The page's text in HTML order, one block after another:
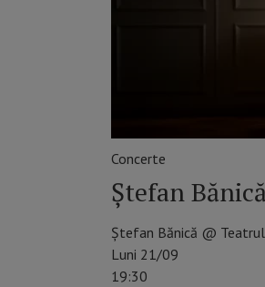
Concerte
Ștefan
Ștefan Bănică @
Luni 21/09
19:30